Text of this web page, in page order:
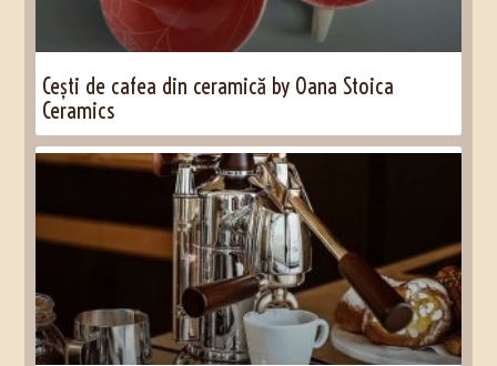
Cești de cafea din ceramică by Oana Stoica
Ceramics